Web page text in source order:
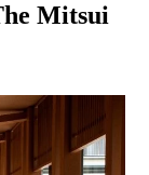
Mitsui